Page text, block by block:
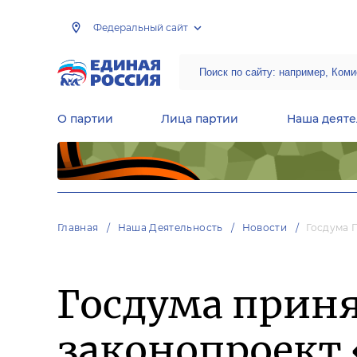
Федеральный сайт
О партии Лица партии Наша
Главная Наша Деятельность Новости Госдума
Госдума